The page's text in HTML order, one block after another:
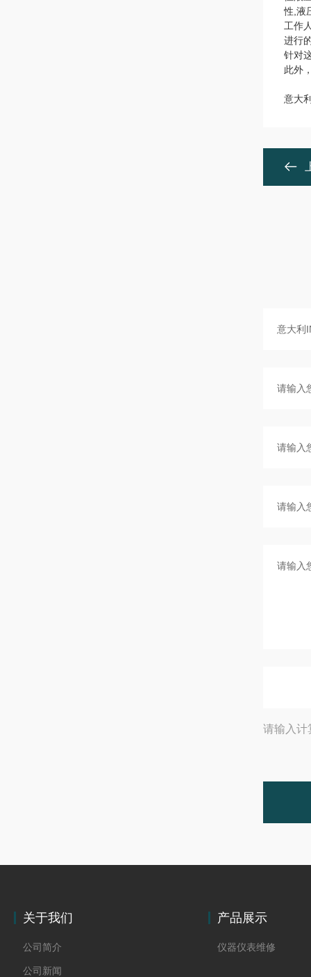
性,液
工作
进行
针对
此外
意大
请输入计
关于我们
公司简介
公司新闻
产品展示
仪器仪表维修